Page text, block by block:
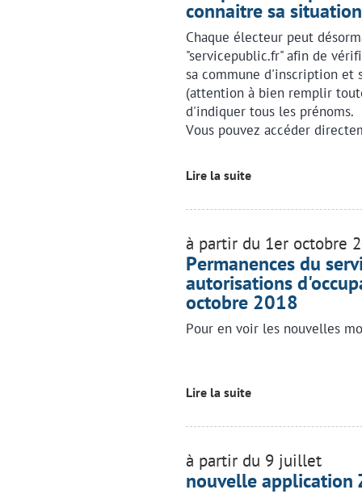
connaitre sa
Chaque électeur peut
"servicepublic.fr" afin de
sa commune d'inscription et
(attention à bien remplir
d'indiquer tous les prénoms.
Vous pouvez accéder
Lire la suite
à partir du 1er octobre
Permanences du
autorisations
octobre 2018
Pour en voir les nouvelles
Lire la suite
à partir du 9 juillet
nouvelle application